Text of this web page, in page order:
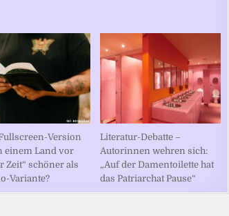
Version
einem Land vor
Zeit“ schöner als
Variante?
Literatur-Debatte –
Autorinnen wehren sich:
„Auf der Damentoilette hat
das Patriarchat Pause“